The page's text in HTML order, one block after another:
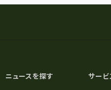
ニュースを探す サービ